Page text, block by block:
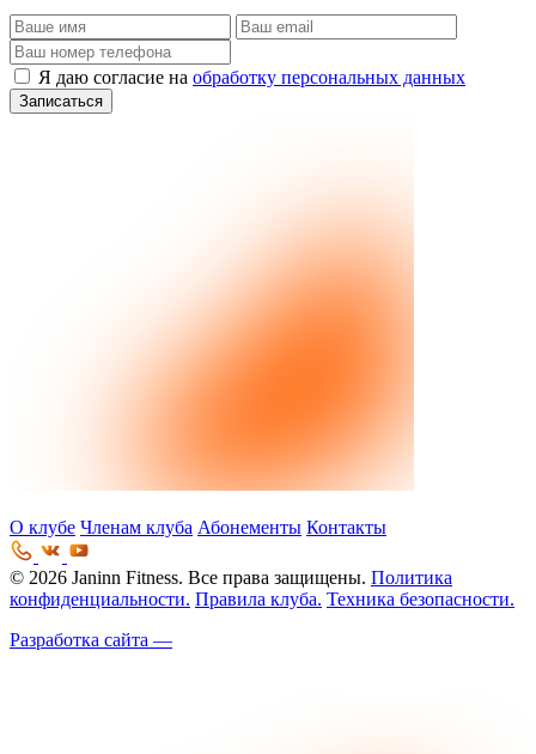
Я даю согласие на обработку персональных данных
Записаться
О клубе Членам клуба Абонементы Контакты
© 2026 Janinn Fitness. Все права защищены. Политика
конфиденциальности. Правила клуба. Техника безопасности.
Разработка сайта —